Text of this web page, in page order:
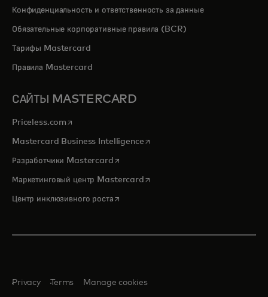
Конфиденциальность и ответственность за данные
Обязательные корпоративные правила (BCR)
Тарифы Mastercard
Правила Mastercard
САЙТЫ MASTERCARD
Priceless.com opens in a new tab
Mastercard Business Intelligenceopens in a new tab
Разработчики Mastercardopens in a new tab
Маркетинговый центр Mastercardopens in a new tab
Центр инклюзивного ростаopens in a new tab
Privacy Terms Manage cookies